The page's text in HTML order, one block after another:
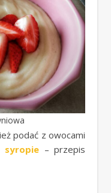
podać z owocami
syropie – przepis